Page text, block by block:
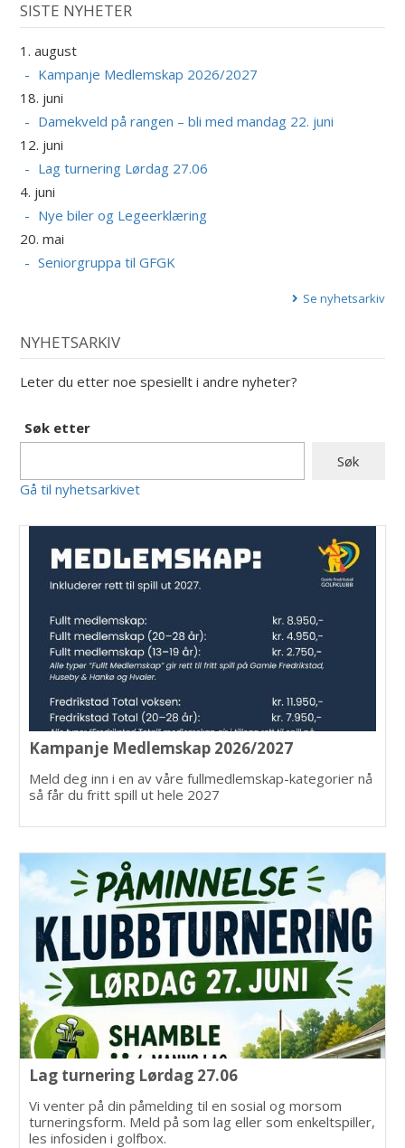
SISTE NYHETER
1. august
Kampanje Medlemskap 2026/2027
18. juni
Damekveld på rangen – bli med mandag 22. juni
12. juni
Lag turnering Lørdag 27.06
4. juni
Nye biler og Legeerklæring
20. mai
Seniorgruppa til GFGK
Se nyhetsarkiv
NYHETSARKIV
Leter du etter noe spesiellt i andre nyheter?
Søk etter
Gå til nyhetsarkivet
Kampanje Medlemskap 2026/2027
Meld deg inn i en av våre fullmedlemskap-kategorier nå
så får du fritt spill ut hele 2027
Lag turnering Lørdag 27.06
Vi venter på din påmelding til en sosial og morsom
turneringsform. Meld på som lag eller som enkeltspiller,
les infosiden i golfbox.